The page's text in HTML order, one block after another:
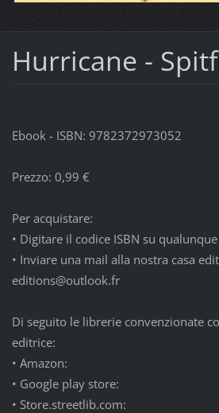
Hurricane -
Ebook - ISBN: 9782372973052
Prezzo: 0,99 €
Per acquistare:
• Digitare il codice ISBN su
• Inviare una mail alla nostra casa
editions@outlook.fr
Di seguito le librerie convenzionate
editrice:
• Amazon:
• Google play store:
• Store.streetlib.com: